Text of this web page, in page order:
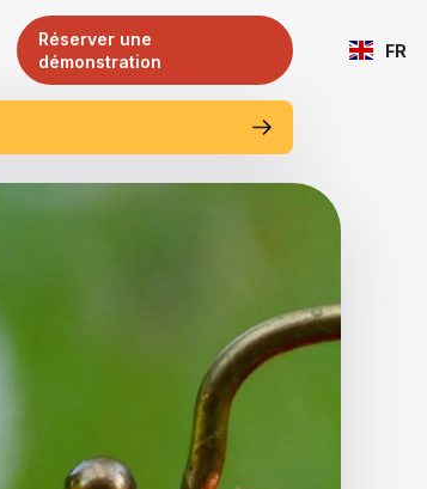
Réserver une
démonstration
FR